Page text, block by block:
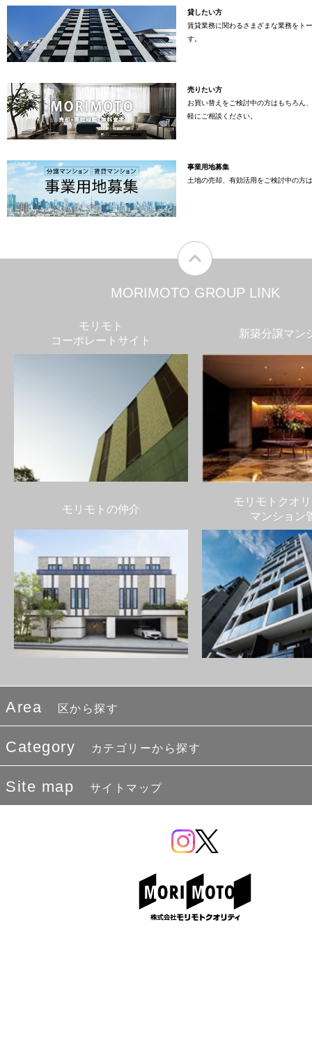
貸したい方
賃貸業務に関わるさまざまな業務をト
す。
売りたい方
お買い替えをご検討中の方はもちろん
軽にご相談ください。
事業用地募集
土地の売却、有効活用をご検討中の方
MORIMOTO GROUP LINK
モリモト
コーポレートサイト
新築分譲マン
モリモトの仲介
モリモトクオ
マンション
Area 区から探す
Category カテゴリーから探す
Site map サイトマップ